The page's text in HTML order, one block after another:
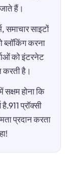
हैं।
समाचार साइटों
ब्लॉकिंग करना
को इंटरनेट
करती है।
होना कि
प्रॉक्सी
प्रदान करता